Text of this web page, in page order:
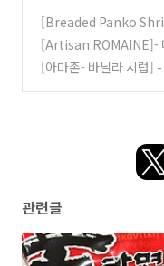
[Breaded Panko
미국 코스트코 리뷰 (0)
(0)
[아마존- 바닐라 시럽] - Starbucks vanilla syr
관련글